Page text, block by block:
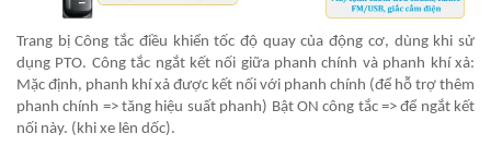
Trang bị Công tắc điều khiển tốc độ quay của động cơ, dùng khi sử
dụng PTO. Công tắc ngắt kết nối giữa phanh chính và phanh khí xả:
Mặc định, phanh khí xả được kết nối với phanh chính (để hỗ trợ thêm
phanh chính => tăng hiệu suất phanh) Bật ON công tắc => để ngắt kết
nối này. (khi xe lên dốc).